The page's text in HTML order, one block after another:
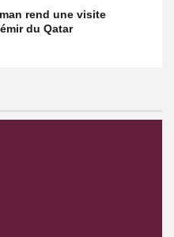
rend une visite
du Qatar